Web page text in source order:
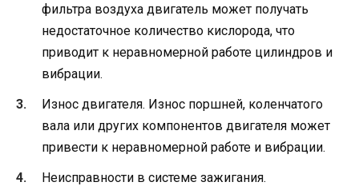
фильтра воздуха двигатель может получать
недостаточное количество кислорода, что
приводит к неравномерной работе цилиндров и
вибрации.
Износ двигателя. Износ поршней, коленчатого
вала или других компонентов двигателя может
привести к неравномерной работе и вибрации.
Неисправности в системе зажигания.